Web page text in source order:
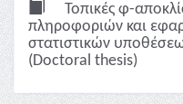
Τοπικές φ-
πληροφοριών και
στατιστικών
(Doctoral thesis)